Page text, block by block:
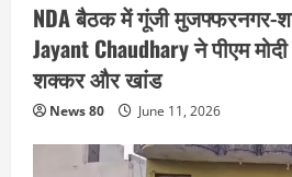
NDA बैठक में गूंजी मुजफ्फरनगर-
Jayant Chaudhary ने पीएम
शक्कर और खांड
News 80 June 11, 2026